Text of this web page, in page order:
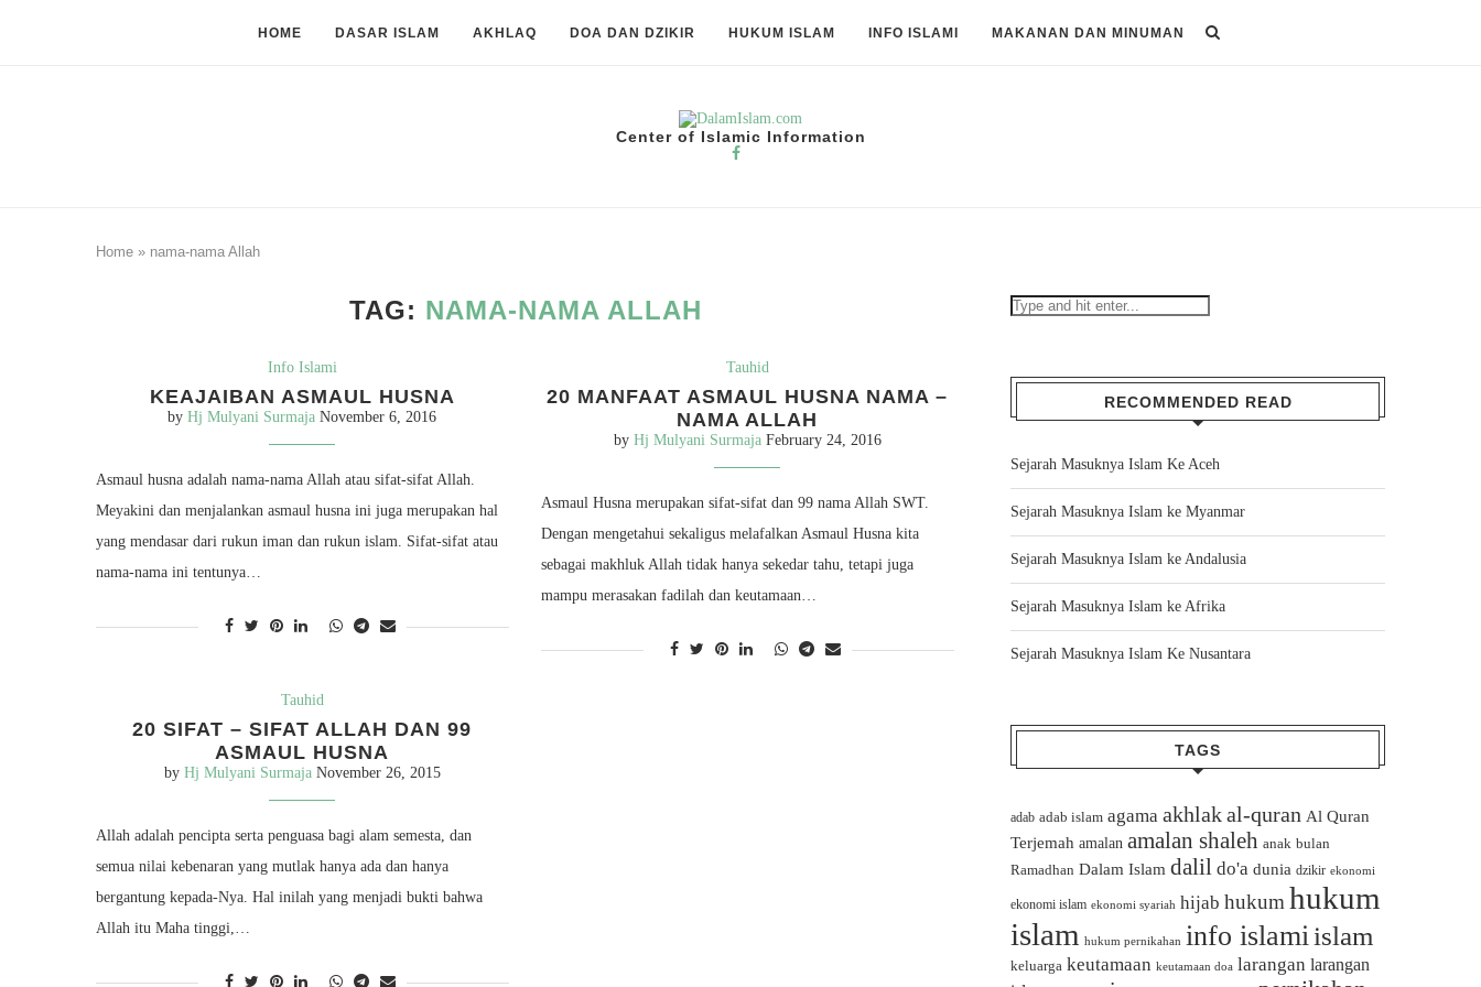
HOME DASAR ISLAM AKHLAQ DOA DAN DZIKIR HUKUM ISLAM INFO ISLAMI MAKANAN DAN MINUMAN
Center of Islamic Information
Home » nama-nama Allah
TAG: NAMA-NAMA ALLAH
Info Islami
KEAJAIBAN ASMAUL HUSNA
byHj Mulyani Surmaja November 6, 2016
Asmaul husna adalah nama-nama Allah atau sifat-sifat Allah.
Meyakini dan menjalankan asmaul husna ini juga merupakan hal
yang mendasar dari rukun iman dan rukun islam. Sifat-sifat atau
nama-nama ini tentunya…
Tauhid
20 MANFAAT ASMAUL HUSNA NAMA –
NAMA ALLAH
by Hj Mulyani Surmaja February 24, 2016
Asmaul Husna merupakan sifat-sifat dan 99 nama Allah SWT.
Dengan mengetahui sekaligus melafalkan Asmaul Husna kita
sebagai makhluk Allah tidak hanya sekedar tahu, tetapi juga
mampu merasakan fadilah dan keutamaan…
Tauhid
20 SIFAT – SIFAT ALLAH DAN 99
ASMAUL HUSNA
by Hj Mulyani Surmaja November 26, 2015
Allah adalah pencipta serta penguasa bagi alam semesta, dan
semua nilai kebenaran yang mutlak hanya ada dan hanya
bergantung kepada-Nya. Hal inilah yang menjadi bukti bahwa
Allah itu Maha tinggi,…
RECOMMENDED READ
Sejarah Masuknya Islam Ke Aceh
Sejarah Masuknya Islam ke Myanmar
Sejarah Masuknya Islam ke Andalusia
Sejarah Masuknya Islam ke Afrika
Sejarah Masuknya Islam Ke Nusantara
TAGS
adab adab islam agama akhlakal-quran Al Quran
Terjemah amalan amalan shaleh anak bulan
Ramadhan Dalam Islam dalil do'a dunia dzikir ekonomi
ekonomi islam ekonomi syariah hijab hukum hukum
islam hukum pernikahan info islamiislam
keluarga keutamaan keutamaan doa larangan larangan